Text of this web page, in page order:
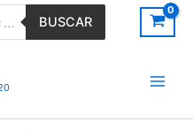
BUSCAR